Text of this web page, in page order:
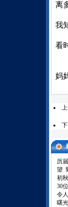
离
我
“
看
“
妈
历
望
初
30
令
曙